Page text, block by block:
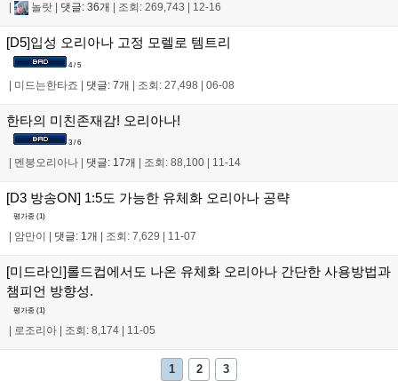
놀랏 댓글: 36개 조회: 269,743 12-16
[D5]입성 오리아나 고정 모렐로 템트리
4 / 5
| 미드는한타죠 | 댓글: 7개 | 조회: 27,498 | 06-08
한타의 미친존재감! 오리아나!
3 / 6
멘붕오리아나 댓글: 17개 조회: 88,100 11-14
[D3 방송ON] 1:5도 가능한 유체화 오리아나 공략
평가중 (1)
암만이 댓글: 1개 조회: 7,629 11-07
[미드라인]롤드컵에서도 나온 유체화 오리아나 간단한 사용방법과
챔피언 방향성.
평가중 (1)
| 로조리아 | 조회: 8,174 | 11-05
1 2 3